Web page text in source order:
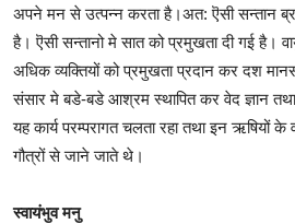
अपने मन से उत्पन्न करता है।अत: ऎसी सन्तान
है। ऎसी सन्तानो मे सात को प्रमुखता दी गई है।
अधिक व्यक्तियों को प्रमुखता प्रदान कर दश
संसार मे बडे-बडे आश्रम स्थापित कर वेद ज्ञान तथा
यह कार्य परम्परागत चलता रहा तथा इन ऋषियों
गौत्रों से जाने जाते थे।
स्वायंभुव मनु